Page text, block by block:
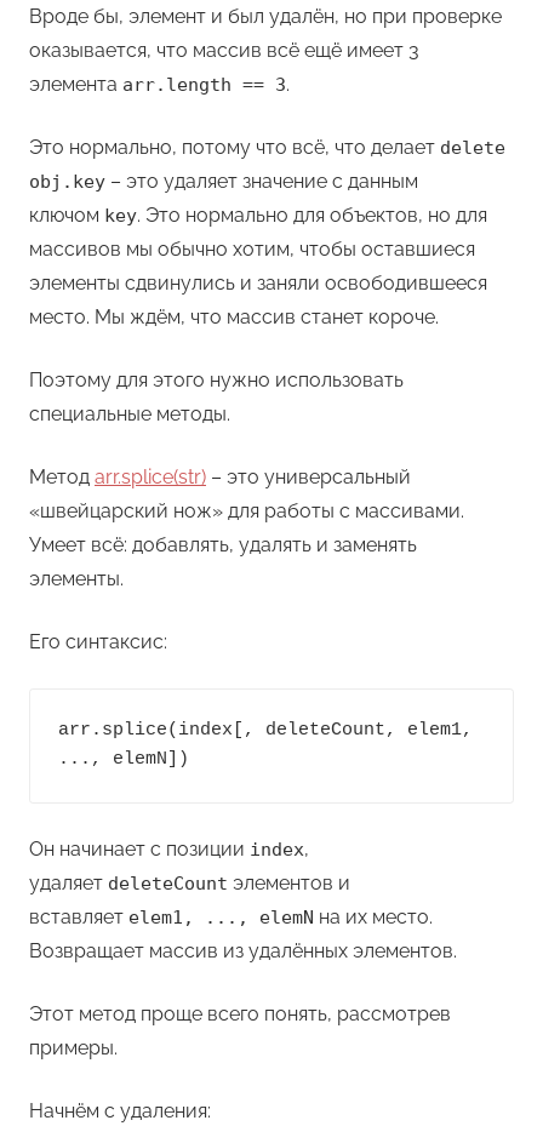
Вроде бы, элемент и был удалён, но при проверке
оказывается, что массив всё ещё имеет 3
элемента arr.length == 3.
Это нормально, потому что всё, что делает delete
obj.key – это удаляет значение с данным
ключом key. Это нормально для объектов, но для
массивов мы обычно хотим, чтобы оставшиеся
элементы сдвинулись и заняли освободившееся
место. Мы ждём, что массив станет короче.
Поэтому для этого нужно использовать
специальные методы.
Метод arr.splice(str) – это универсальный
«швейцарский нож» для работы с массивами.
Умеет всё: добавлять, удалять и заменять
элементы.
Его синтаксис:
arr.splice(index[, deleteCount, elem1,
..., elemN])
Он начинает с позиции index,
удаляет deleteCount элементов и
вставляет elem1, ..., elemN на их место.
Возвращает массив из удалённых элементов.
Этот метод проще всего понять, рассмотрев
примеры.
Начнём с удаления: